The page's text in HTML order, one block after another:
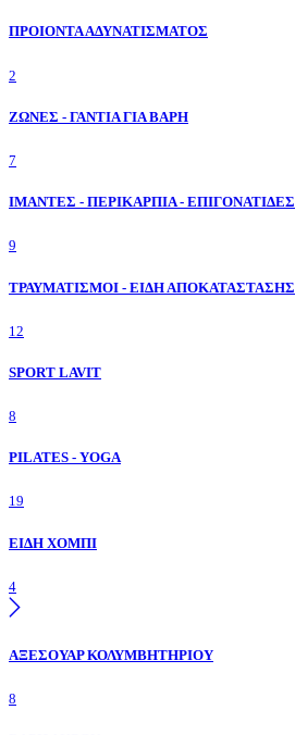
ΠΡΟΙΟΝΤΑ ΑΔΥΝΑΤΙΣΜΑΤΟΣ
2
ΖΩΝΕΣ - ΓΑΝΤΙΑ ΓΙΑ ΒΑΡΗ
7
ΙΜΑΝΤΕΣ - ΠΕΡΙΚΑΡΠΙΑ - ΕΠΙΓΟΝΑΤΙΔΕΣ
9
ΤΡΑΥΜΑΤΙΣΜΟΙ - ΕΙΔΗ ΑΠΟΚΑΤΑΣΤΑΣΗΣ
12
SPORT LAVIT
8
PILATES - YOGA
19
ΕΙΔΗ ΧΟΜΠΙ
4
ΑΞΕΣΟΥΑΡ ΚΟΛΥΜΒΗΤΗΡΙΟΥ
8